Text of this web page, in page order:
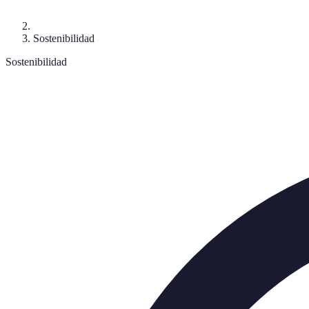
Sostenibilidad
Sostenibilidad